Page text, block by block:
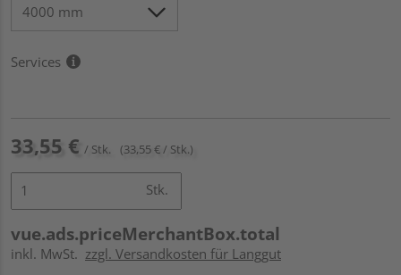
Services
33,55 € / Stk. (33,55 € / Stk.)
Stk.
vue.ads.priceMerchantBox.total
inkl. MwSt. zzgl. Versandkosten für Langgut